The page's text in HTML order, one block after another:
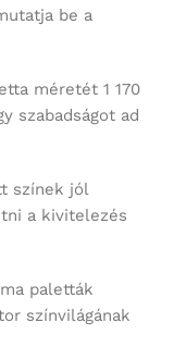
be a
méretét 1 170
szabadságot ad
színek jól
a kivitelezés
paletták
színvilágának